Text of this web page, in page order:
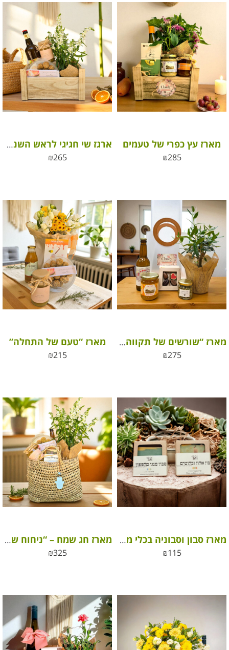
מארז עץ כפרי של טעמים
₪285
ארגז שי חגיגי לראש השנה “מתנה עם שורשים, טעם וריח של בית”
₪265
מארז “שורשים של תקווה” מתנה עם ערך חברתי
₪275
מארז “טעם של התחלה”
₪215
מארז סבון וסבוניה בכלי מעוצב
₪115
מארז חג שמח – “ניחוח של חג, טעם של טבע”
₪325